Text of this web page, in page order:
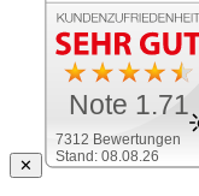
✕
7312 Bewertungen
Stand: 08.08.26
Note 1.71